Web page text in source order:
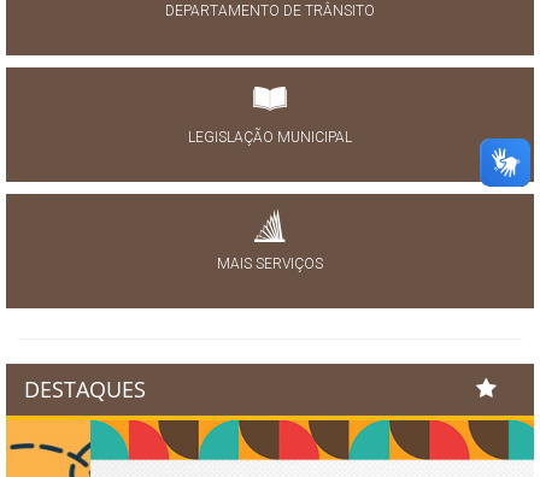
DEPARTAMENTO DE TRÂNSITO
LEGISLAÇÃO MUNICIPAL
MAIS SERVIÇOS
DESTAQUES